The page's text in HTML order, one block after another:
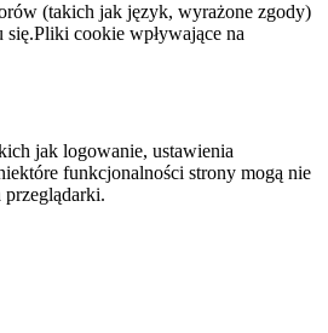
(takich jak język, wyrażone zgody)
cookie wpływające na
jak logowanie, ustawienia
funkcjonalności strony mogą nie